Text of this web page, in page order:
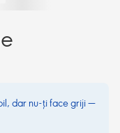
dar nu-ți face griji —